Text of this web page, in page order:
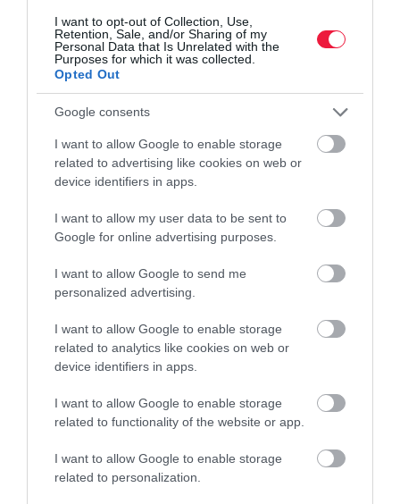
I want to opt-out of Collection, Use,
Retention, Sale, and/or Sharing of my
Personal Data that Is Unrelated with the
Purposes for which it was collected.
Opted Out
Google consents
I want to allow Google to enable storage
related to advertising like cookies on web or
device identifiers in apps.
I want to allow my user data to be sent to
Google for online advertising purposes.
I want to allow Google to send me
personalized advertising.
I want to allow Google to enable storage
related to analytics like cookies on web or
device identifiers in apps.
I want to allow Google to enable storage
related to functionality of the website or app.
I want to allow Google to enable storage
related to personalization.
bankkártyaadatait, így a…